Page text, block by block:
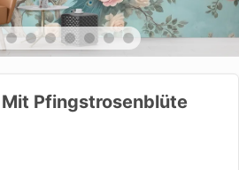
Pfingstrosenblüte